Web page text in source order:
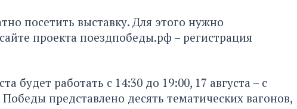
посетить выставку. Для этого нужно
проекта поездпобеды.рф – регистрация
будет работать с 14:30 до 19:00, 17 августа – с
представлено десять тематических вагонов,